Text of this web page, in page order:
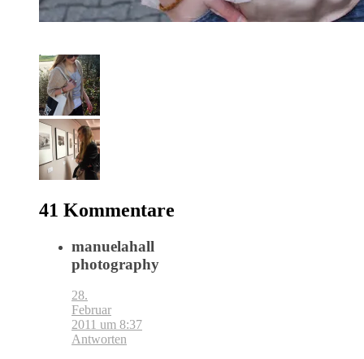
41 Kommentare
manuelahall
photography
28.
Februar
2011 um 8:37
Antworten